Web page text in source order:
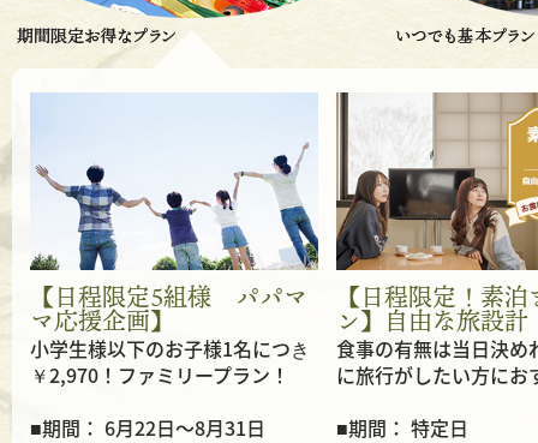
【日程限定5組様 パパマ
マ応援企画】
小学生様以下のお子様1名につき
￥2,970！ファミリープラン！
■期間： 6月22日～8月31日
【日程限定！素
ン】自由な旅設計
食事の有無は当日決め
に旅行がしたい方にお
■期間： 特定日